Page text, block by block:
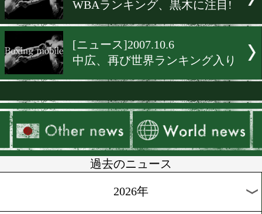
日本ランキング、Sフライ
混迷!!
[ニュース]2008.11.28
WBAランキング、黒木に
[ニュース]2007.10.6
中広、再び世界ランキング